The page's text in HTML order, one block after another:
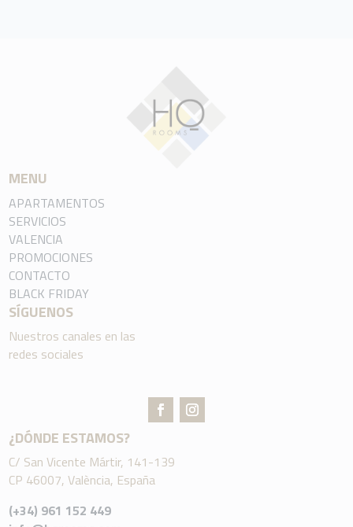
MENU
APARTAMENTOS
SERVICIOS
VALENCIA
PROMOCIONES
CONTACTO
BLACK FRIDAY
SÍGUENOS
Nuestros canales en las
redes sociales
¿DÓNDE ESTAMOS?
C/ San Vicente Mártir, 141-139
CP 46007, València, España
(+34) 961 152 449